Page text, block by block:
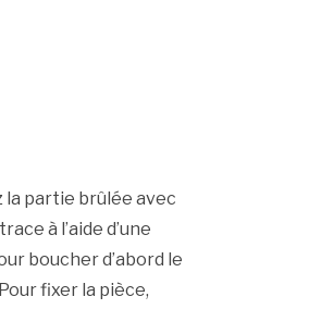
partie brûlée avec
à l’aide d’une
boucher d’abord le
fixer la pièce,